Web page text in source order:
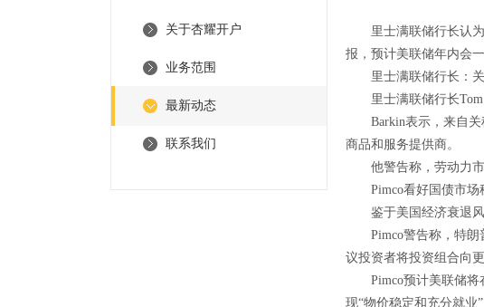
关于杏耀开户
业务范围
最新动态
联系我们
里士满联储行长认为
报，预计美联储年内会
里士满联储行长：关
里士满联储行长Tom
Barkin表示，来自关税
商品和服务提供商。
他警告称，劳动力市
Pimco看好国债市场
鉴于美国经济衰退风
Pimco警告称，特朗普
议投资者将投资组合向
Pimco预计美联储将在
现“物价稳定和充分就业